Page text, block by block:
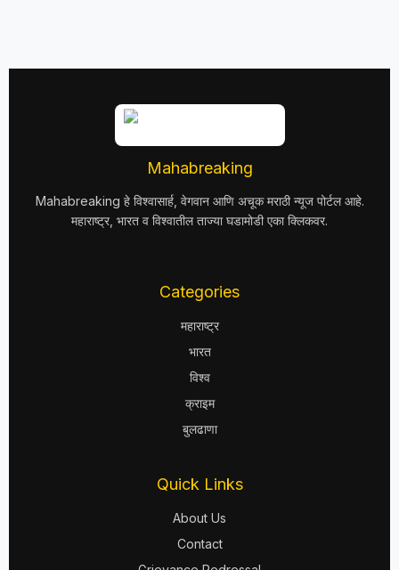
Mahabreaking
Mahabreaking हे विश्वासार्ह, वेगवान आणि अचूक मराठी न्यूज पोर्टल आहे.
महाराष्ट्र, भारत व विश्वातील ताज्या घडामोडी एका क्लिकवर.
Categories
महाराष्ट्र
भारत
विश्व
क्राइम
बुलढाणा
Quick Links
About Us
Contact